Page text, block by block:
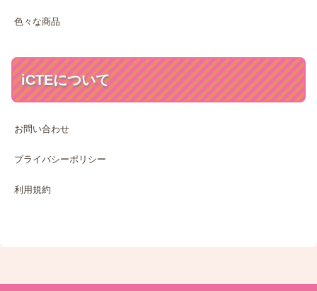
色々な商品
iCTEについて
お問い合わせ
プライバシーポリシー
利用規約